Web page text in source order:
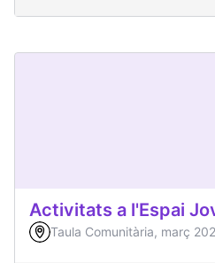
Activitats a l'Espai
Taula Comunitària, març